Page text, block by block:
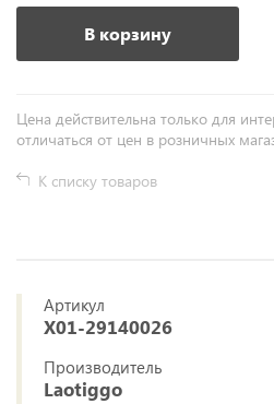
В корзину
Цена действительна только для
отличаться от цен в розничных
К списку товаров
Артикул
X01-29140026
Производитель
Laotiggo